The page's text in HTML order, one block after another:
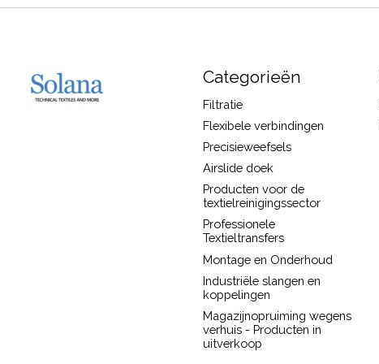
Categorieën
Filtratie
Flexibele verbindingen
Precisieweefsels
Airslide doek
Producten voor de
textielreinigingssector
Professionele
Textieltransfers
Montage en Onderhoud
Industriële slangen en
koppelingen
Magazijnopruiming wegens
verhuis - Producten in
uitverkoop